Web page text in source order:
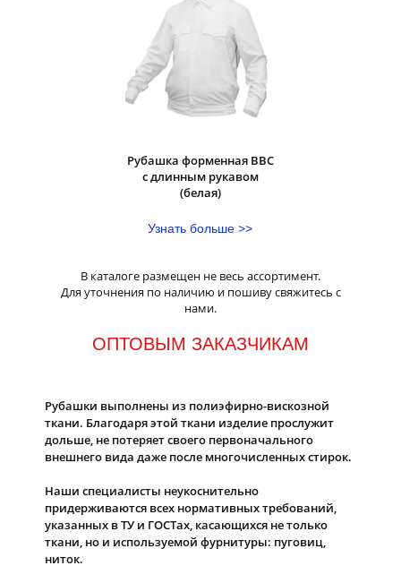
Рубашка форменная ВВС
с длинным рукавом
(белая)
Узнать больше >>
В каталоге размещен не весь ассортимент.
Для уточнения по наличию и пошиву свяжитесь с
нами.
ОПТОВЫМ ЗАКАЗЧИКАМ
Рубашки выполнены из полиэфирно-вискозной
ткани. Благодаря этой ткани изделие прослужит
дольше, не потеряет своего первоначального
внешнего вида даже после многочисленных стирок.
Наши специалисты неукоснительно
придерживаются всех нормативных требований,
указанных в ТУ и ГОСТах, касающихся не только
ткани, но и используемой фурнитуры: пуговиц,
ниток.